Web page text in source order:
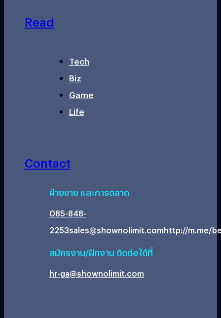
Read
Tech
Biz
Game
Life
Contact
ฝ่ายขาย และการตลาด
085-848-
2253sales@shownolimit.comhttp://m.me/
สมัครงาน/ฝึกงาน ติดต่อได้ที่
hr-ga@shownolimit.com